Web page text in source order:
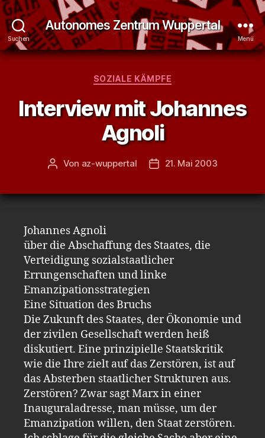
Suchen
Autonomes Zentrum Wuppertal
Menü
Kategorien
SOZIALE KÄMPFE
Interview mit Johannes
Agnoli
Beitragsautor
Von az-wuppertal Veröffentlichungsdatum
21. Mai 2003
Johannes Agnoli
über die Abschaffung des Staates, die
Verteidigung sozialstaatlicher
Errungenschaften und linke
Emanzipationsstrategien
Eine Situation des Bruchs
Die Zukunft des Staates, der Ökonomie und
der zivilen Gesellschaft werden heiß
diskutiert. Eine prinzipielle Staatskritik
wie die Ihre zielt auf das Zerstören, ist auf
das Absterben staatlicher Strukturen aus.
Zerstören? Zwar sagt Marx in einer
Inauguraladresse, man müsse, um der
Emanzipation willen, den Staat zerstören.